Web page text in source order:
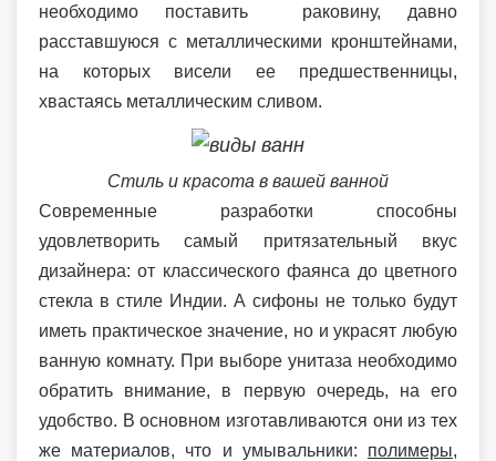
необходимо поставить раковину, давно
расставшуюся с металлическими кронштейнами,
на которых висели ее предшественницы,
хвастаясь металлическим сливом.
Стиль и красота в вашей ванной
Современные разработки способны
удовлетворить самый притязательный вкус
дизайнера: от классического фаянса до цветного
стекла в стиле Индии. А сифоны не только будут
иметь практическое значение, но и украсят любую
ванную комнату. При выборе унитаза необходимо
обратить внимание, в первую очередь, на его
удобство. В основном изготавливаются они из тех
же материалов, что и умывальники: полимеры,